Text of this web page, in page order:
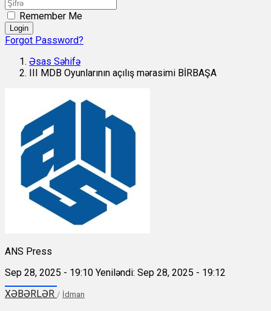
Remember Me
Login
Forgot Password?
Əsas Səhifə
III MDB Oyunlarının açılış mərasimi BİRBAŞA
ANS Press
Sep 28, 2025 - 19:10 Yeniləndi: Sep 28, 2025 - 19:12
XƏBƏRLƏR / İdman